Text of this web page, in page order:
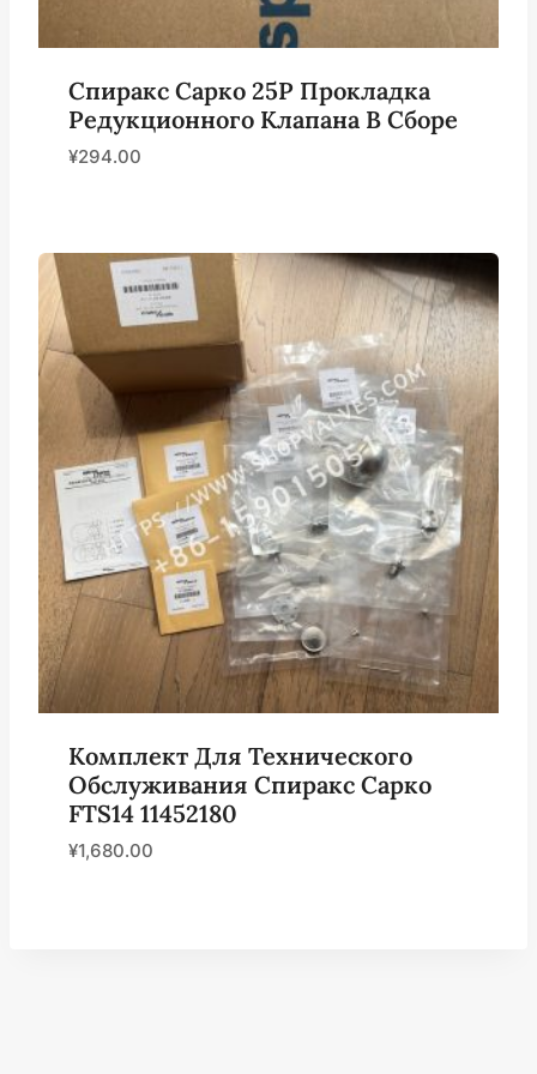
Спиракс Сарко 25P Прокладка
Редукционного Клапана В Сборе
¥294.00
Комплект Для Технического
Обслуживания Спиракс Сарко
FTS14 11452180
¥1,680.00